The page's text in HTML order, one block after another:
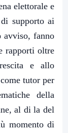
elettorale e
supporto ai
avviso, fanno
rapporti oltre
e allo
tutor per
della
al di la del
momento di